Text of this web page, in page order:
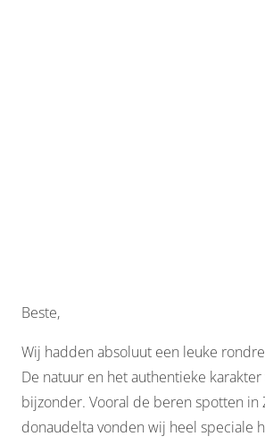
Beste,
Wij hadden absoluut een leuke
De natuur en het authentieke
bijzonder. Vooral de beren spotten in
donaudelta vonden wij heel speciale